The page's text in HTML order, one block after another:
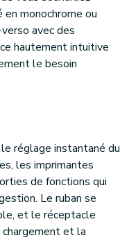
monochrome ou
avec des
hautement intuitive
le besoin
réglage instantané du
les imprimantes
de fonctions qui
Le ruban se
et le réceptacle
et la